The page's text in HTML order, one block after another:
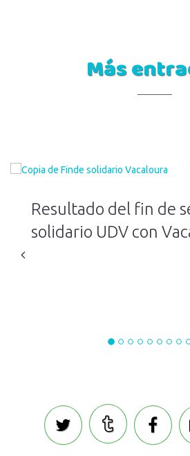
Más
Resultado del fin de
solidario UDV con